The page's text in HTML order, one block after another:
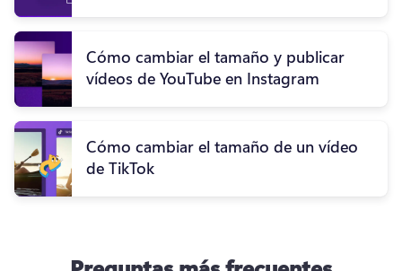
Cómo cambiar el tamaño y publicar
vídeos de YouTube en Instagram
Cómo cambiar el tamaño de un vídeo
de TikTok